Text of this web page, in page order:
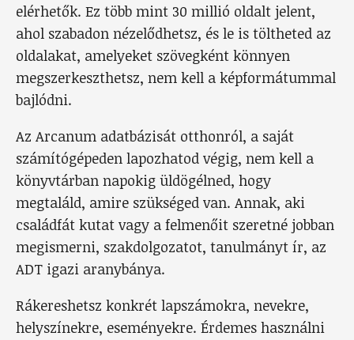
elérhetők. Ez több mint 30 millió oldalt jelent,
ahol szabadon nézelődhetsz, és le is töltheted az
oldalakat, amelyeket szövegként könnyen
megszerkeszthetsz, nem kell a képformátummal
bajlódni.
Az Arcanum adatbázisát otthonról, a saját
számítógépeden lapozhatod végig, nem kell a
könyvtárban napokig üldögélned, hogy
megtaláld, amire szükséged van. Annak, aki
családfát kutat vagy a felmenőit szeretné jobban
megismerni, szakdolgozatot, tanulmányt ír, az
ADT igazi aranybánya.
Rákereshetsz konkrét lapszámokra, nevekre,
helyszínekre, eseményekre. Érdemes használni